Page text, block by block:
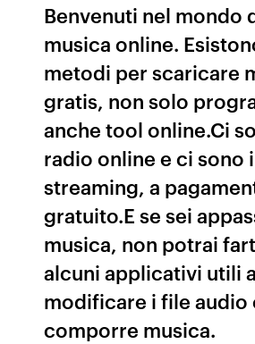
Benvenuti nel mondo
musica online.
metodi per scaricare
gratis, non solo
anche tool online.Ci
radio online e ci sono
streaming, a
gratuito.E se sei
musica, non potrai
alcuni applicativi utili a
modificare i file audio
comporre musica.